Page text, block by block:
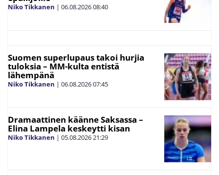
Niko Tikkanen | 06.08.202608:40
Suomen superlupaus takoi hurjia
tuloksia – MM-kulta entistä
lähempänä
Niko Tikkanen | 06.08.202607:45
Dramaattinen käänne Saksassa –
Elina Lampela keskeytti kisan
Niko Tikkanen | 05.08.202621:29